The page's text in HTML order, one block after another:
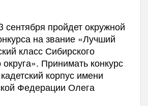
сентября пройдет окружной
на звание «Лучший
класс Сибирского
Принимать конкурс
корпус имени
Федерации Олега